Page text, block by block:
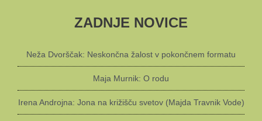
ZADNJE NOVICE
Neža Dvorščak: Neskončna žalost v pokončnem formatu
Maja Murnik: O rodu
Irena Androjna: Jona na križišču svetov (Majda Travnik Vode)